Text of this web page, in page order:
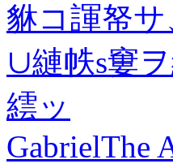
貅コ諢帑
∪縺帙s窶
繧ッ
GabrielThe